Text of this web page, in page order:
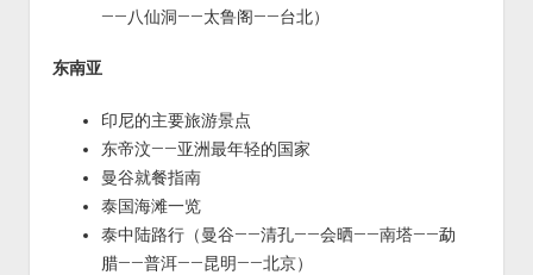
——八仙洞——太鲁阁——台北）
东南亚
印尼的主要旅游景点
东帝汶——亚洲最年轻的国家
曼谷就餐指南
泰国海滩一览
泰中陆路行（曼谷——清孔——会晒——南塔——勐
腊——普洱——昆明——北京）